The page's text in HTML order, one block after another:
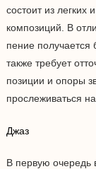
состоит из легких
композиций. В
пение
также требует
позиции и опоры
прослеживаться
Джаз
В первую очередь